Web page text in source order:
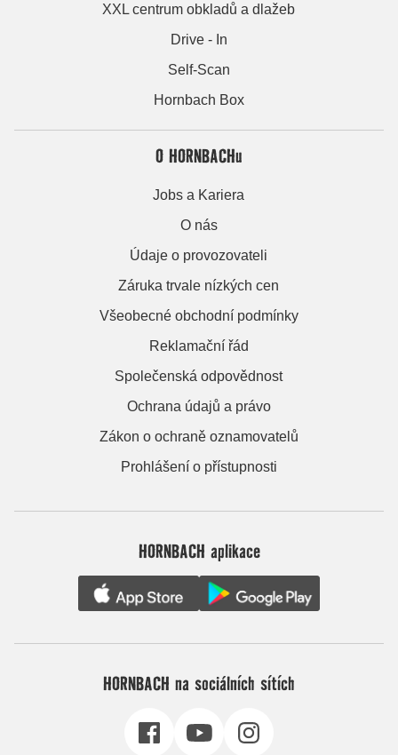
XXL centrum obkladů a dlažeb
Drive - In
Self-Scan
Hornbach Box
O HORNBACHu
Jobs a Kariera
O nás
Údaje o provozovateli
Záruka trvale nízkých cen
Všeobecné obchodní podmínky
Reklamační řád
Společenská odpovědnost
Ochrana údajů a právo
Zákon o ochraně oznamovatelů
Prohlášení o přístupnosti
HORNBACH aplikace
HORNBACH na sociálních sítích